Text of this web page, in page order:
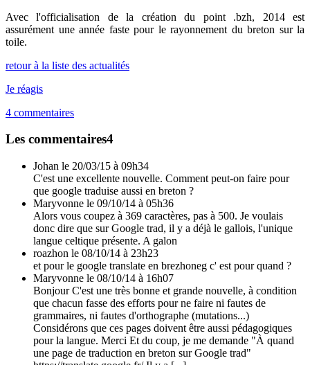
Avec l'officialisation de la création du point .bzh, 2014 est
assurément une année faste pour le rayonnement du breton sur la
toile.
retour à la liste des actualités
Je réagis
4 commentaires
Les commentaires4
Johan le 20/03/15 à 09h34
C'est une excellente nouvelle. Comment peut-on faire pour
que google traduise aussi en breton ?
Maryvonne le 09/10/14 à 05h36
Alors vous coupez à 369 caractères, pas à 500. Je voulais
donc dire que sur Google trad, il y a déjà le gallois, l'unique
langue celtique présente. A galon
roazhon le 08/10/14 à 23h23
et pour le google translate en brezhoneg c' est pour quand ?
Maryvonne le 08/10/14 à 16h07
Bonjour C'est une très bonne et grande nouvelle, à condition
que chacun fasse des efforts pour ne faire ni fautes de
grammaires, ni fautes d'orthographe (mutations...)
Considérons que ces pages doivent être aussi pédagogiques
pour la langue. Merci Et du coup, je me demande "À quand
une page de traduction en breton sur Google trad"